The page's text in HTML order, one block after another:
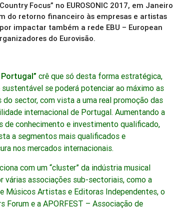
Focus” no EUROSONIC 2017, em Janeiro
do retorno financeiro às empresas e artistas
impactar também a rede EBU – European
do Eurovisão.
Portugal” crê que só desta forma estratégica,
sustentável se poderá potenciar ao máximo as
do sector, com vista a uma real promoção das
internacional de Portugal. Aumentando a
de conhecimento e investimento qualificado,
a segmentos mais qualificados e
nos mercados internacionais.
com um “cluster” da indústria musical
várias associações sub-sectoriais, como a
Músicos Artistas e Editoras Independentes, o
Forum e a APORFEST – Associação de